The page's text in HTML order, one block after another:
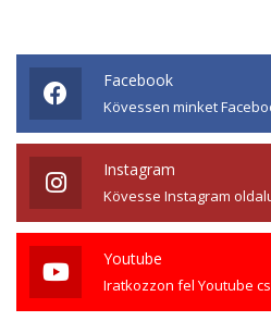
Facebook
Kövessen minket
Instagram
Kövesse Instagram
Youtube
Iratkozzon fel Youtube